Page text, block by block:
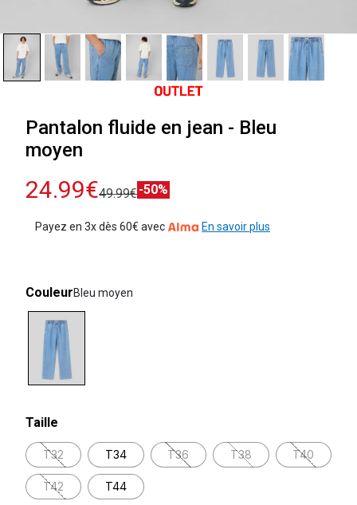
Pantalon fluide en jean - Bleu
moyen
24.99€49.99€-50%
Payez en 3x dès 60€ avec En savoir plus
CouleurBleu moyen
Taille
T32 T34 T36 T38 T40
T42 T44